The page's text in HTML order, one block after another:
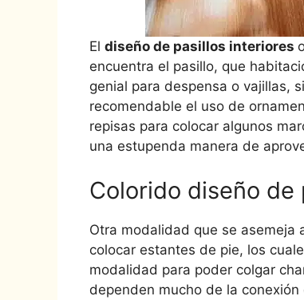
El diseño de pasillos interiores
encuentra el pasillo, que
genial para despensa o vajillas,
recomendable el uso de
repisas para colocar algunos
una estupenda manera de
Colorido diseño
Otra modalidad que se asemeja
colocar estantes de pie, los
modalidad para poder colgar
dependen mucho de la